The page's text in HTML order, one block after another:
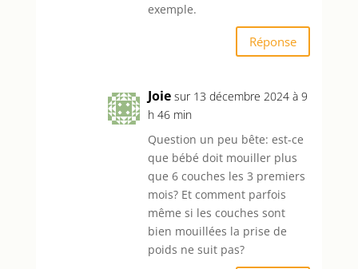
exemple.
Réponse
Joie sur 13 décembre 2024 à 9
h 46 min
Question un peu bête: est-ce
que bébé doit mouiller plus
que 6 couches les 3 premiers
mois? Et comment parfois
même si les couches sont
bien mouillées la prise de
poids ne suit pas?